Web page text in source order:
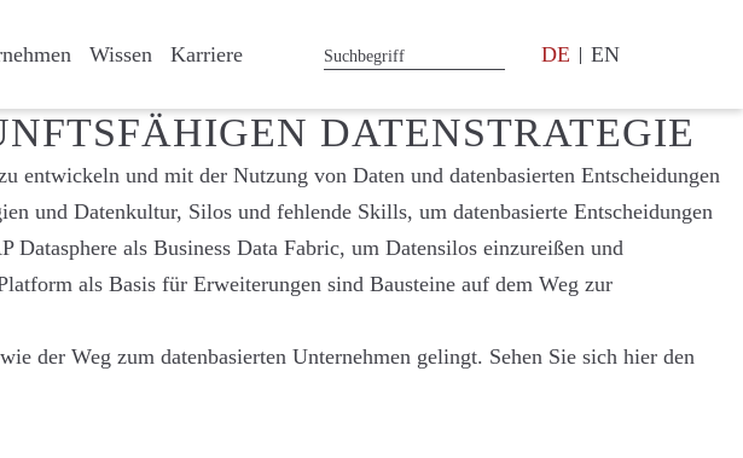
Wissen Karriere DE EN
DATENSTRATEGIE
und mit der Nutzung von Daten und datenbasierten Entscheidungen
und Datenkultur, Silos und fehlende Skills, um datenbasierte Entscheidungen
als Business Data Fabric, um Datensilos einzureißen und
als Basis für Erweiterungen sind Bausteine auf dem Weg zur
der Weg zum datenbasierten Unternehmen gelingt. Sehen Sie sich hier den